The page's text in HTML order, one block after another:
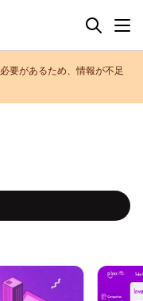
要があるため、情報が不足